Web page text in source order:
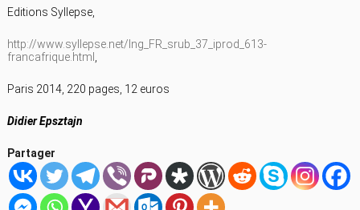
Editions Syllepse,
http://www.syllepse.net/lng_FR_srub_37_iprod_613-
francafrique.html
Paris 2014, 220 pages, 12 euros
Didier Epsztajn
Partager